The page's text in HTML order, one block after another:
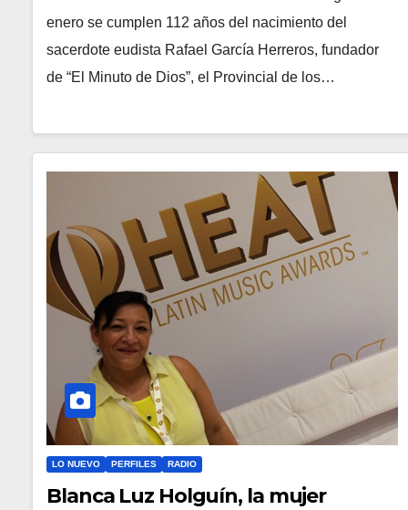
enero se cumplen 112 años del nacimiento del
sacerdote eudista Rafael García Herreros, fundador
de “El Minuto de Dios”, el Provincial de los…
LO NUEVO PERFILES RADIO
Blanca Luz Holguín, la mujer